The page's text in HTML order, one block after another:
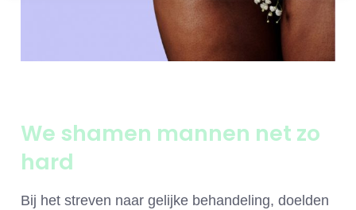
We shamen mannen net zo
hard
Bij het streven naar gelijke behandeling, doelden